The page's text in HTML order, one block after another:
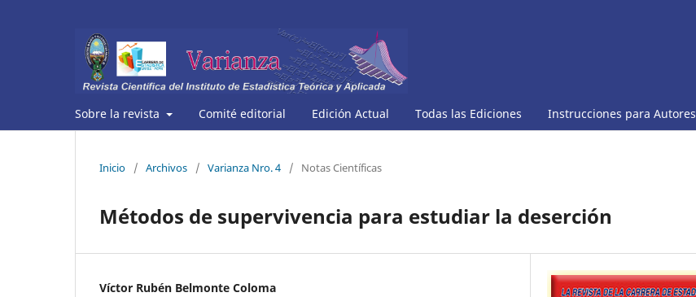
Sobre la revista Comité editorial Edición Actual Todas las Ediciones Instrucciones para Autores
Inicio / Archivos / Varianza Nro. 4 / Notas Científicas
Métodos de supervivencia para estudiar la deserción
Víctor Rubén Belmonte Coloma